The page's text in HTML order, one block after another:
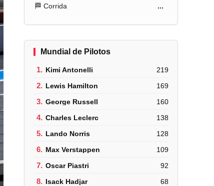
🏁 Corrida ...
Mundial de Pilotos
1. Kimi Antonelli 219
2. Lewis Hamilton 169
3. George Russell 160
4. Charles Leclerc 138
5. Lando Norris 128
6. Max Verstappen 109
7. Oscar Piastri 92
8. Isack Hadjar 68